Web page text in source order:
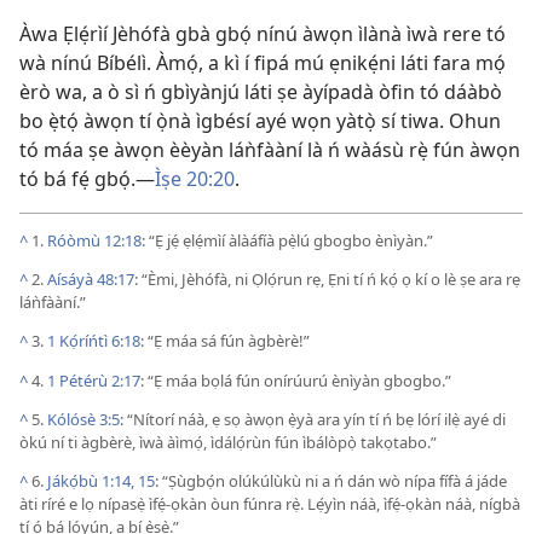
Àwa Ẹlẹ́rìí Jèhófà gbà gbọ́ nínú àwọn ìlànà ìwà rere tó
wà nínú Bíbélì. Àmọ́, a kì í fipá mú ẹnikẹ́ni láti fara mọ́
èrò wa, a ò sì ń gbìyànjú láti ṣe àyípadà òfin tó dáàbò
bo ẹ̀tọ́ àwọn tí ọ̀nà ìgbésí ayé wọn yàtọ̀ sí tiwa. Ohun
tó máa ṣe àwọn èèyàn láǹfààní là ń wàásù rẹ̀ fún àwọn
tó bá fẹ́ gbọ́.—Ìṣe 20:20.
^ 1. Róòmù 12:18: “Ẹ jẹ́ ẹlẹ́mìí àlàáfíà pẹ̀lú gbogbo ènìyàn.”
^2.Aísáyà 48:17: “Èmi, Jèhófà, ni Ọlọ́run rẹ, Ẹni tí ń kọ́ ọ kí o lè ṣe ara rẹ
láǹfààní.”
^3. 1 Kọ́ríńtì 6:18: “Ẹ máa sá fún àgbèrè!”
^4. 1 Pétérù 2:17: “Ẹ máa bọlá fún onírúurú ènìyàn gbogbo.”
^ 5. Kólósè 3:5: “Nítorí náà, ẹ sọ àwọn ẹ̀yà ara yín tí ń bẹ lórí ilẹ̀ ayé di
òkú ní ti àgbèrè, ìwà àìmọ́, ìdálọ́rùn fún ìbálòpọ̀ takọtabo.”
^6. Jákọ́bù 1:14, 15: “Ṣùgbọ́n olúkúlùkù ni a ń dán wò nípa fífà á jáde
àti ríré e lọ nípasẹ̀ ìfẹ́-ọkàn òun fúnra rẹ̀. Lẹ́yìn náà, ìfẹ́-ọkàn náà, nígbà
tí ó bá lóyún, a bí ẹ̀ṣẹ̀.”